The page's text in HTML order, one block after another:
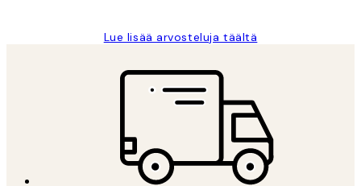
Lue lisää arvosteluja täältä